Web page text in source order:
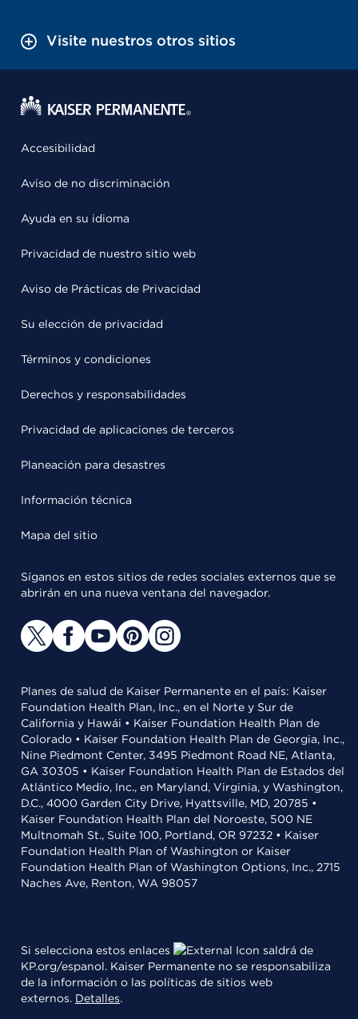
Visite nuestros otros sitios
Accesibilidad
Aviso de no discriminación
Ayuda en su idioma
Privacidad de nuestro sitio web
Aviso de Prácticas de Privacidad
Su elección de privacidad
Términos y condiciones
Derechos y responsabilidades
Privacidad de aplicaciones de terceros
Planeación para desastres
Información técnica
Mapa del sitio
Síganos en estos sitios de redes sociales externos que se
abrirán en una nueva ventana del navegador.
Planes de salud de Kaiser Permanente en el país: Kaiser
Foundation Health Plan, Inc., en el Norte y Sur de
California y Hawái • Kaiser Foundation Health Plan de
Colorado • Kaiser Foundation Health Plan de Georgia, Inc.,
Nine Piedmont Center, 3495 Piedmont Road NE, Atlanta,
GA 30305 • Kaiser Foundation Health Plan de Estados del
Atlántico Medio, Inc., en Maryland, Virginia, y Washington,
D.C., 4000 Garden City Drive, Hyattsville, MD, 20785 •
Kaiser Foundation Health Plan del Noroeste, 500 NE
Multnomah St., Suite 100, Portland, OR 97232 • Kaiser
Foundation Health Plan of Washington or Kaiser
Foundation Health Plan of Washington Options, Inc., 2715
Naches Ave, Renton, WA 98057
Si selecciona estos enlaces
saldrá de
KP.org/espanol. Kaiser Permanente no se responsabiliza
de la información o las políticas de sitios web
externos. Detalles.